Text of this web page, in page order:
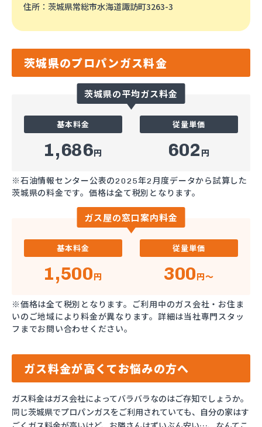
住所 ：茨城県常総市水海道諏訪町3263-3
茨城県のプロパンガス料金
茨城県の平均ガス料金
基本料金
1,686円
従量単価
602 円
※石油情報センター公表の2025年2月度データから試算した
茨城県の料金です。価格は全て税別となります。
ガス屋の窓口案内料金
基本料金
1,500円
従量単価
300円～
※価格は全て税別となります。ご利用中のガス会社・お住ま
いのご地域により料金が異なります。詳細は当社専門スタッ
フまでお問い合わせください。
ガス料金が高くてお悩みの方へ
ガス料金はガス会社によってバラバラなのはご存知でしょうか。
同じ茨城県でプロパンガスをご利用されていても、自分の家はす